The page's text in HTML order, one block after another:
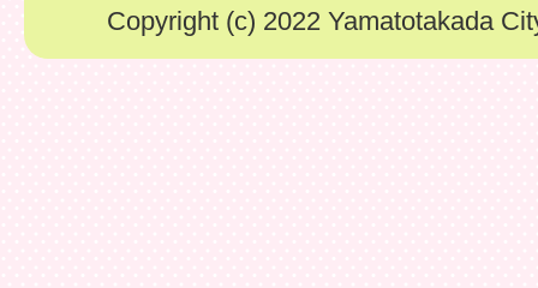
Copyright (c) 2022 Yamatotakada